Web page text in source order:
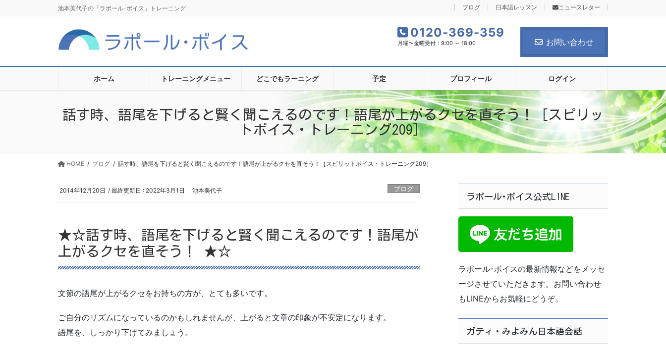
に
ョ
池本美代子の「ラポール･ボイス」トレーニング ブログ 日本語レッスン ニュースレター
0120-369-359
月曜〜金曜受付：9:00 ～ 18:00 お問い合わせ
ホーム トレーニングメニュー どこでもラーニング 予定 プロフィール ログイン
話す時、語尾を下げると賢く聞こえるのです！語尾が上がるクセを直そう！［スピリッ
トボイス・トレーニング209］
HOME ブログ 話す時、語尾を下げると賢く聞こえるのです！語尾が上がるクセを直そう！［スピリットボイス・トレーニング209］
2014年12月20日 / 最終更新日 : 2022年3月1日 池本美代子 ブログ
★☆話す時、語尾を下げると賢く聞こえるのです！語尾が
上がるクセを直そう！ ★☆
文節の語尾が上がるクセをお持ちの方が、とても多いです。
ご自分のリズムになっているのかもしれませんが、上がると文章の印象が不安定になります。
語尾を、しっかり下げてみましょう。
ラポール･ボイス公式LINE
ラポール･ボイスの最新情報などをメッセ
ージさせていただきます。お問い合わせ
もLINEからお気軽にどうぞ。
ガティ・みよみん日本語会話